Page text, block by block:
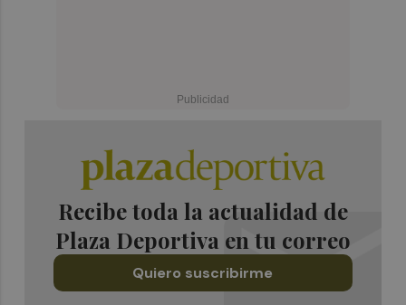
Recibe toda la actualidad de
Plaza Deportiva en tu correo
Quiero suscribirme